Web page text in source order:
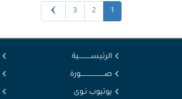
1
2
3
الرئيســــــــــية
صــــــــــــــــــــورة
يوتيوب نـوى